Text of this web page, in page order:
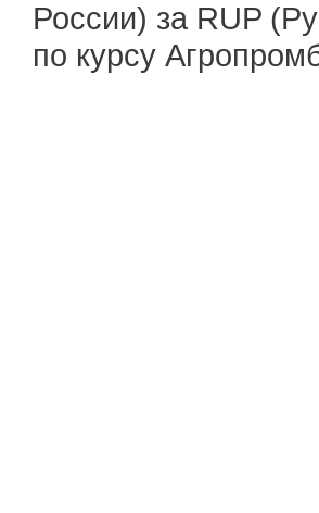
России) за RUP
по курсу